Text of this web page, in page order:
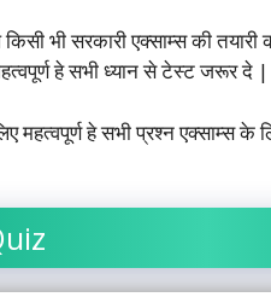
भी सरकारी एक्साम्स की
हे सभी ध्यान से टेस्ट जरूर दे |
महत्वपूर्ण हे सभी प्रश्न एक्साम्स